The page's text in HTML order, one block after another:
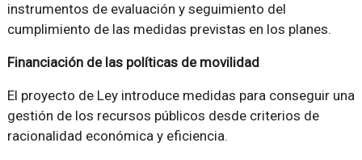
instrumentos de evaluación y seguimiento del
cumplimiento de las medidas previstas en los planes.
Financiación de las políticas de movilidad
El proyecto de Ley introduce medidas para conseguir una
gestión de los recursos públicos desde criterios de
racionalidad económica y eficiencia.